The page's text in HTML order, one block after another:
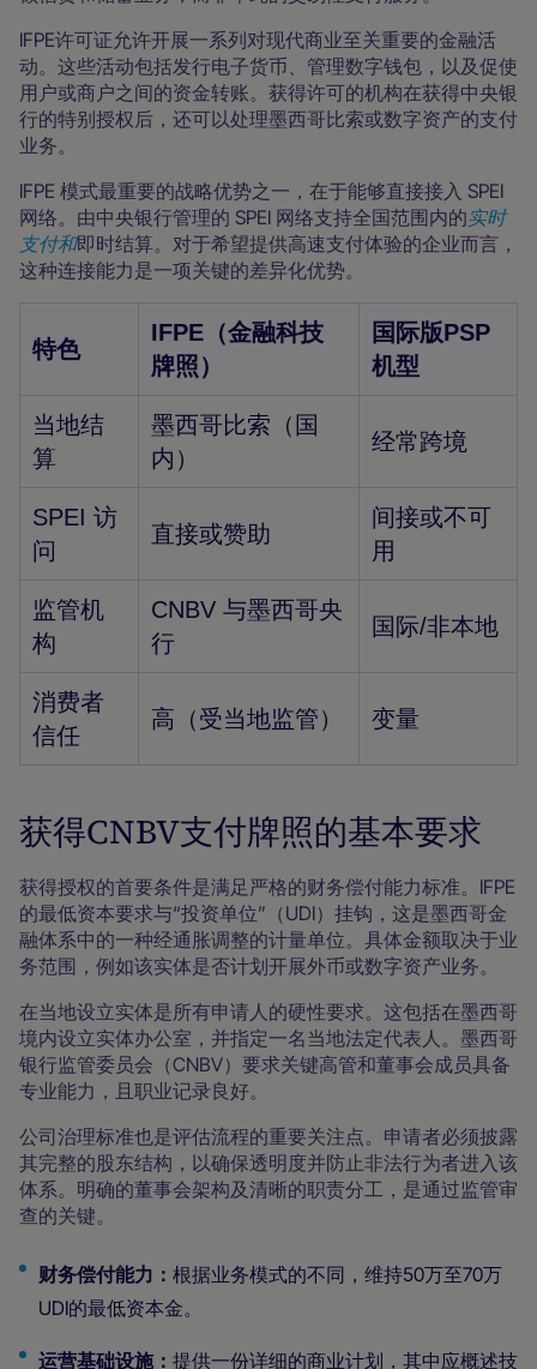
IFPE许可证允许开展一系列对现代商业至关重要的金融活
动。这些活动包括发行电子货币、管理数字钱包，以及促使
用户或商户之间的资金转账。获得许可的机构在获得中央银
行的特别授权后，还可以处理墨西哥比索或数字资产的支付
业务。
IFPE 模式最重要的战略优势之一，在于能够直接接入 SPEI
网络。由中央银行管理的 SPEI 网络支持全国范围内的实时
支付和即时结算。对于希望提供高速支付体验的企业而言，
这种连接能力是一项关键的差异化优势。
特色
IFPE（金融科技
牌照）
国际版PSP
机型
当地结
算
墨西哥比索（国
内）
经常跨境
SPEI 访
问
直接或赞助
间接或不可
用
监管机
构
CNBV 与墨西哥央
行
国际/非本地
消费者
信任
高（受当地监管） 变量
获得CNBV支付牌照的基本要求
获得授权的首要条件是满足严格的财务偿付能力标准。IFPE
的最低资本要求与“投资单位”（UDI）挂钩，这是墨西哥金
融体系中的一种经通胀调整的计量单位。具体金额取决于业
务范围，例如该实体是否计划开展外币或数字资产业务。
在当地设立实体是所有申请人的硬性要求。这包括在墨西哥
境内设立实体办公室，并指定一名当地法定代表人。墨西哥
银行监管委员会（CNBV）要求关键高管和董事会成员具备
专业能力，且职业记录良好。
公司治理标准也是评估流程的重要关注点。申请者必须披露
其完整的股东结构，以确保透明度并防止非法行为者进入该
体系。明确的董事会架构及清晰的职责分工，是通过监管审
查的关键。
财务偿付能力： 根据业务模式的不同，维持50万至70万
UDI的最低资本金。
运营基础设施： 提供一份详细的商业计划，其中应概述技